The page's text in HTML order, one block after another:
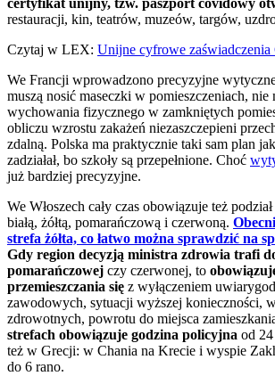
certyfikat unijny, tzw. paszport covidowy
restauracji, kin, teatrów, muzeów, targów,
Czytaj w LEX: Unijne cyfrowe
We Francji wprowadzono precyzyjne
muszą nosić maseczki w pomieszczeniach, nie
wychowania fizycznego w zamkniętych
obliczu wzrostu zakażeń niezaszczepieni
zdalną. Polska ma praktycznie taki sam plan
zadziałał, bo szkoły są przepełnione. Choć
już bardziej precyzyjne.
We Włoszech cały czas obowiązuje też
białą, żółtą, pomarańczową i czerwoną.
strefa żółta, co łatwo można sprawdzić na
Gdy region decyzją ministra zdrowia trafi
pomarańczowej czy czerwonej, to
przemieszczania się z wyłączeniem
zawodowych, sytuacji wyższej konieczności,
zdrowotnych, powrotu do miejsca
strefach obowiązuje godzina policyjna od
też w Grecji: w Chania na Krecie i wyspie
do 6 rano.